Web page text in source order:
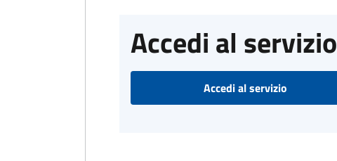
Accedi al servizio
Accedi al servizio